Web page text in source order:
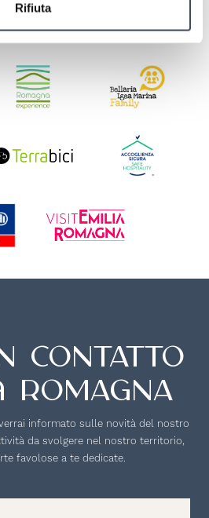
Rifiuta
contatto
romagna
informato sulle novità del nostro
da svolgere nel nostro territorio,
favolose a te dedicate.